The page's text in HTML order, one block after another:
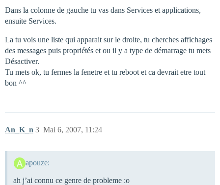
Dans la colonne de gauche tu vas dans Services et applications,
ensuite Services.
La tu vois une liste qui apparait sur le droite, tu cherches affichages
des messages puis propriétés et ou il y a type de démarrage tu mets
Désactiver.
Tu mets ok, tu fermes la fenetre et tu reboot et ca devrait etre tout
bon ^^
An_K_n Mai 6, 2007, 11:24
3
apouze:
ah j’ai connu ce genre de probleme :o